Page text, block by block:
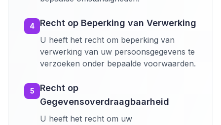
4 Recht op Beperking van Verwerking
U heeft het recht om beperking van
verwerking van uw persoonsgegevens te
verzoeken onder bepaalde voorwaarden.
5
Recht op
Gegevensoverdraagbaarheid
U heeft het recht om uw